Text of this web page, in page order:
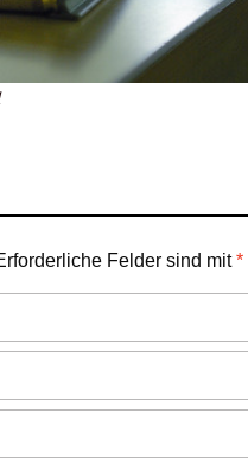
Felder sind mit*